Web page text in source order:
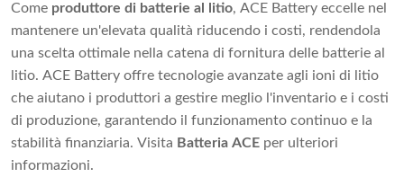
Come produttore di batterie al litio, ACE Battery eccelle nel
mantenere un'elevata qualità riducendo i costi, rendendola
una scelta ottimale nella catena di fornitura delle batterie al
litio. ACE Battery offre tecnologie avanzate agli ioni di litio
che aiutano i produttori a gestire meglio l'inventario e i costi
di produzione, garantendo il funzionamento continuo e la
stabilità finanziaria. Visita Batteria ACE per ulteriori
informazioni.